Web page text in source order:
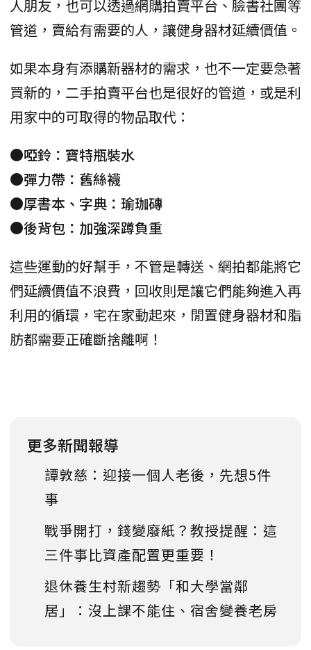
人朋友，也可以透過網購拍賣平台、臉書社團等
管道，賣給有需要的人，讓健身器材延續價值。
如果本身有添購新器材的需求，也不一定要急著
買新的，二手拍賣平台也是很好的管道，或是利
用家中的可取得的物品取代：
●啞鈴：寶特瓶裝水
●彈力帶：舊絲襪
●厚書本、字典：瑜珈磚
●後背包：加強深蹲負重
這些運動的好幫手，不管是轉送、網拍都能將它
們延續價值不浪費，回收則是讓它們能夠進入再
利用的循環，宅在家動起來，閒置健身器材和脂
肪都需要正確斷捨離啊！
更多新聞報導
譚敦慈：迎接一個人老後，先想5件
事
戰爭開打，錢變廢紙？教授提醒：這
三件事比資產配置更重要！
退休養生村新趨勢「和大學當鄰
居」：沒上課不能住、宿舍變養老房